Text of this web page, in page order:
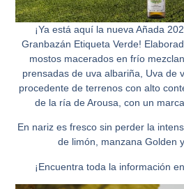
¡Ya está aquí la nueva Añada
Granbazán Etiqueta Verde!
mostos macerados en frío
prensadas de uva albariña, Uva de
procedente de terrenos con alto
de la ría de Arousa, con un
En nariz es fresco sin perder la
de limón, manzana Golden
¡Encuentra toda la información en